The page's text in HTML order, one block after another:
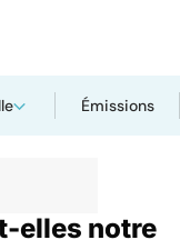
Émissions
elles notre